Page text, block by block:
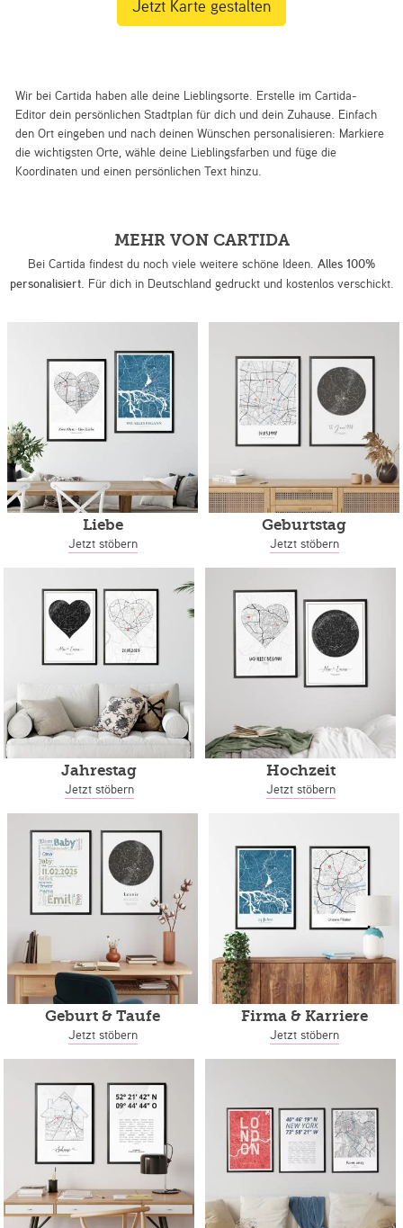
Wir bei Cartida haben alle deine Lieblingsorte. Erstelle im Cartida-
Editor dein persönlichen Stadtplan für dich und dein Zuhause. Einfach
den Ort eingeben und nach deinen Wünschen personalisieren: Markiere
die wichtigsten Orte, wähle deine Lieblingsfarben und füge die
Koordinaten und einen persönlichen Text hinzu.
Jetzt Karte gestalten
MEHR VON CARTIDA
Bei Cartida findest du noch viele weitere schöne Ideen. Alles 100%
personalisiert. Für dich in Deutschland gedruckt und kostenlos verschickt.
Liebe
Jetzt stöbern
Geburtstag
Jetzt stöbern
Jahrestag
Jetzt stöbern
Hochzeit
Jetzt stöbern
Geburt & Taufe
Jetzt stöbern
Firma & Karriere
Jetzt stöbern